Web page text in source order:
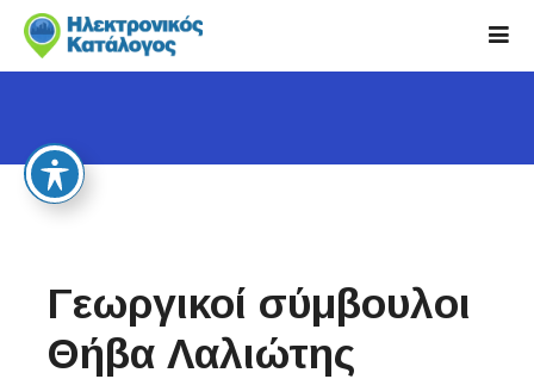
i
Γεωργικοί σύμβουλοι
Θήβα Λαλιώτης